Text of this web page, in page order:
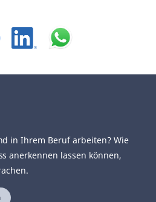
in Ihrem Beruf arbeiten? Wie
anerkennen lassen können,